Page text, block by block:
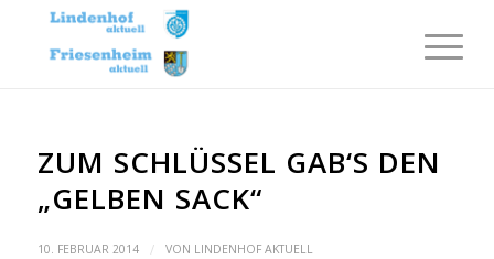
ZUM SCHLÜSSEL GAB‘S DEN
„GELBEN SACK“
10. FEBRUAR 2014 / VON LINDENHOF AKTUELL